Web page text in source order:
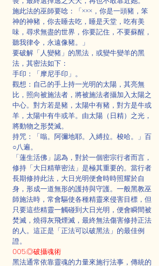
施此法的巫師要唸：「×××，你是一頭豬，笨
神的神豬，你去睡去吃，睡是天堂，吃有美
味，尋求無盡的世界，你要記住，不要蘇醒，
聽我律令，永遠像豬。」
要破解「人變豬」的黑法，或變牛變羊的黑
法，其密法如下：
手印：「摩尼手印」。
觀想：自己的手上持一光明的太陽，其亮無
比，照向被施法者，將被施法者攝加入太陽之
中心。對方若是豬，太陽中有豬，對方是牛或
羊，太陽中有牛或羊。由太陽（日精）之光，
將動物之形焚滅。
持咒：「嗡。阿彌地耶。入縛拉。梭哈。」百
○八遍。
「蓮生活佛」認為，對於一個密宗行者而言，
修持「大日精華密法」是極其重要的。當行者
長期修持此法，大日光明便會時時照耀於自
身，形成一道無形的護持與守護。一般黑教巫
師施法時，常會驅使各種精靈來侵害目標，但
只要這些精靈一觸碰到大日光明，便會瞬間被
焚滅，燒得灰飛煙滅，最終無法傷害修持正法
的人。這正是「正法可以破黑法」的最佳例
證。
005.◎破攝魂術
黑法通常依靠靈魂的力量來施行法事，傳統的